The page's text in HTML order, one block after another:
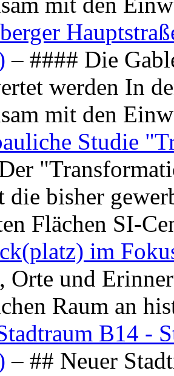
– #### Die
werden In
mit den
Studie
die bisher
Flächen SI-
im
Orte und
Raum an
B14 -
– ## Neuer